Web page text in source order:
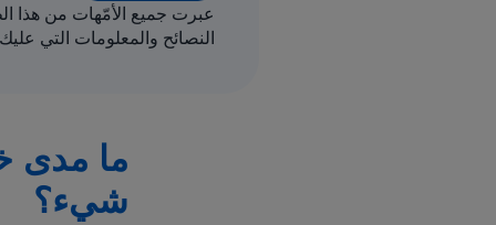
عبرت جميع الأمّهات من هذا
النصائح والمعلومات التي
ما مدى
شيء؟